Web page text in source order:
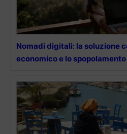
Nomadi digitali: la soluzione
economico e lo